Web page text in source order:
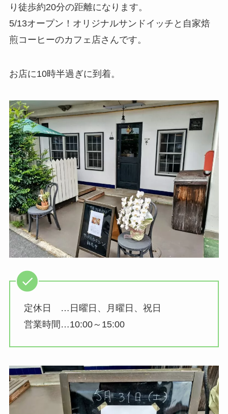
り徒歩約20分の距離になります。
5/13オープン！オリジナルサンドイッチと自家焙
煎コーヒーのカフェ店さんです。
お店に10時半過ぎに到着。
定休日 …日曜日、月曜日、祝日
営業時間…10:00～15:00